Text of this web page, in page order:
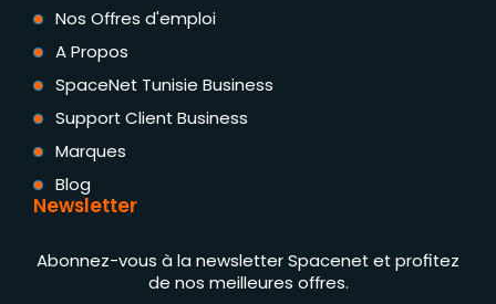
Nos Offres d'emploi
A Propos
SpaceNet Tunisie Business
Support Client Business
Marques
Blog
Newsletter
Abonnez-vous à la newsletter Spacenet et profitez
de nos meilleures offres.